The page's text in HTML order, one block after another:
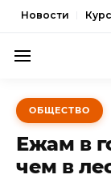
Новости
ПОЛИТИКА
ЭКОНОМИКА
ОБЩЕСТВО
ОБЩЕСТВО
Ежам в
чем в